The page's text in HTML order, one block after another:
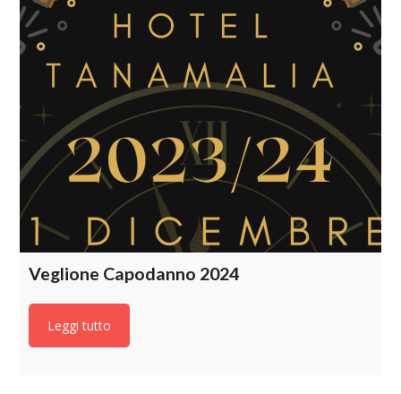
Veglione Capodanno 2024
Leggi tutto